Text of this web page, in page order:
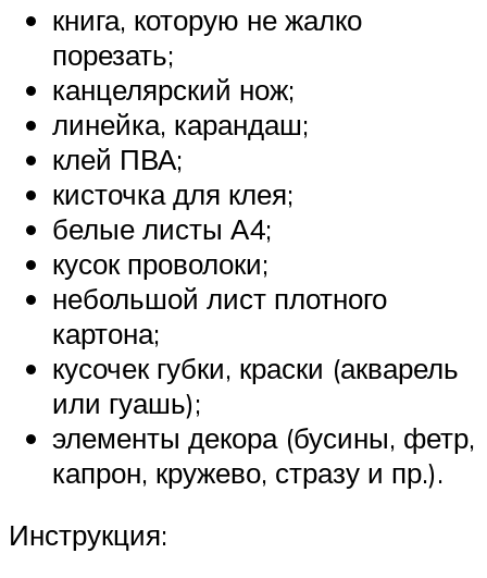
книга, которую не жалко
порезать;
канцелярский нож;
линейка, карандаш;
клей ПВА;
кисточка для клея;
белые листы А4;
кусок проволоки;
небольшой лист плотного
картона;
кусочек губки, краски (акварель
или гуашь);
элементы декора (бусины, фетр,
капрон, кружево, стразу и пр.).
Инструкция: